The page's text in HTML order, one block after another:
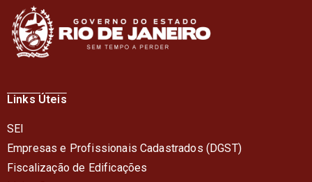
Links Úteis
SEI
Empresas e Profissionais Cadastrados (DGST)
Fiscalização de Edificações